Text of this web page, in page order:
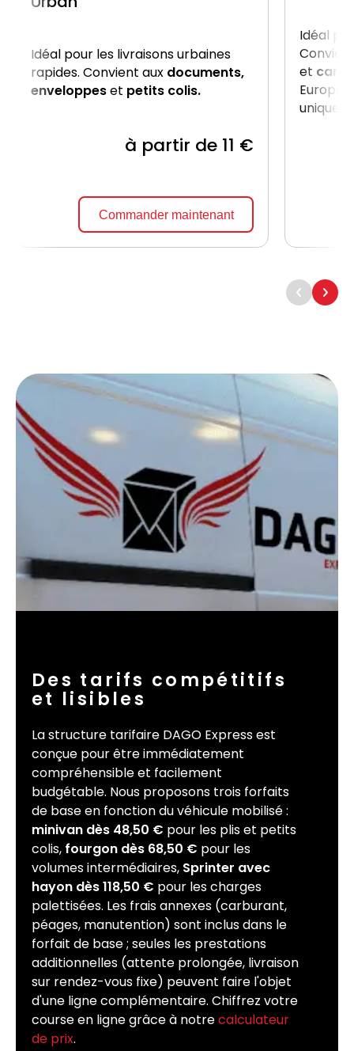
Idéal pour les livraisons urbaines
rapides. Convient aux documents,
enveloppeset petits colis.
à partir de 11 €
Commander maintenant
Idéal
et
Europe,
Des tarifs compétitifs
et lisibles
La structure tarifaire DAGO Express est
conçue pour être immédiatement
compréhensible et facilement
budgétable. Nous proposons trois forfaits
de base en fonction du véhicule mobilisé :
minivan dès 48,50 € pour les plis et petits
colis, fourgon dès 68,50 € pour les
volumes intermédiaires, Sprinter avec
hayon dès 118,50 € pour les charges
palettisées. Les frais annexes (carburant,
péages, manutention) sont inclus dans le
forfait de base ; seules les prestations
additionnelles (attente prolongée, livraison
sur rendez-vous fixe) peuvent faire l'objet
d'une ligne complémentaire. Chiffrez votre
course en ligne grâce à notrecalculateur
de prix.